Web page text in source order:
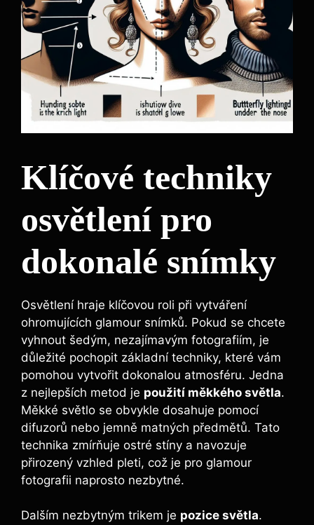
Klíčové techniky
osvětlení pro
dokonalé snímky
Osvětlení hraje klíčovou roli při vytváření
ohromujících glamour snímků. Pokud se chcete
vyhnout šedým, nezajímavým fotografiím, je
důležité pochopit základní techniky, které vám
pomohou vytvořit dokonalou atmosféru. Jedna
z nejlepších metod je použití měkkého světla.
Měkké světlo se obvykle dosahuje pomocí
difuzorů nebo jemně matných předmětů. Tato
technika zmírňuje ostré stíny a navozuje
přirozený vzhled pleti, což je pro glamour
fotografii naprosto nezbytné.
Dalším nezbytným trikem je pozice světla.